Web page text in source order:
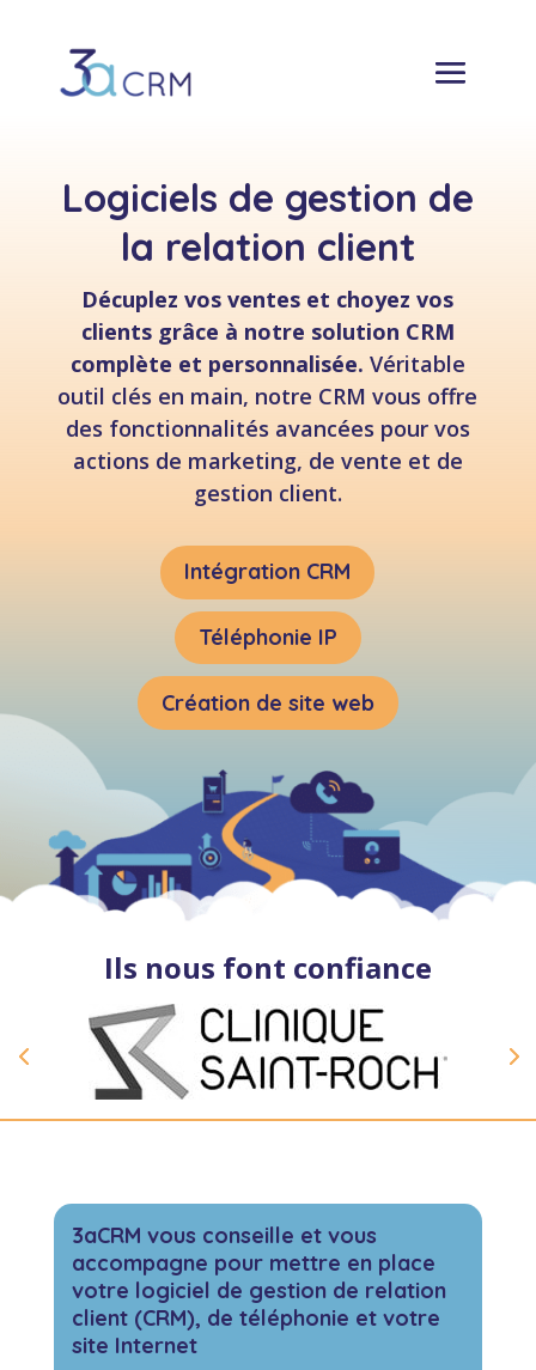
Logiciels de gestion de
la relation client
Décuplez vos ventes et choyez vos
clients grâce à notre solution CRM
complète et personnalisée. Véritable
outil clés en main, notre CRM vous offre
des fonctionnalités avancées pour vos
actions de marketing, de vente et de
gestion client.
Intégration CRM
Téléphonie IP
Création de site web
Ils nous font confiance
3aCRM vous conseille et vous
accompagne pour mettre en place
votre logiciel de gestion de relation
client (CRM), de téléphonie et votre
site Internet